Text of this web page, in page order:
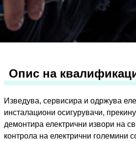
Oпис на
Изведува, сервисира и одржува
инсталациони осигурувачи,
демонтира електрични извори на
контрола на електрични големини